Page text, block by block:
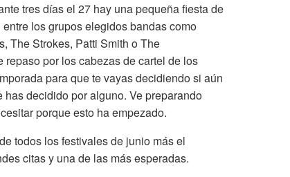
tres días el 27 hay una pequeña fiesta de
los grupos elegidos bandas como
The Strokes, Patti Smith o The
por los cabezas de cartel de los
para que te vayas decidiendo si aún
decidido por alguno. Ve preparando
porque esto ha empezado.
todos los festivales de junio más el
citas y una de las más esperadas.